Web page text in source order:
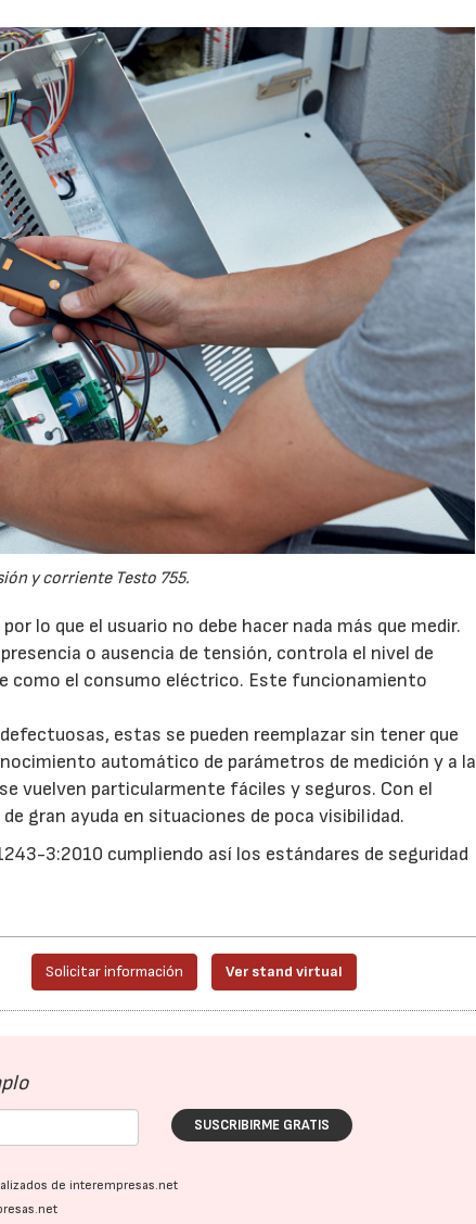
y corriente Testo 755.
lo que el usuario no debe hacer nada más que medir.
o ausencia de tensión, controla el nivel de
como el consumo eléctrico. Este funcionamiento
estas se pueden reemplazar sin tener que
automático de parámetros de medición y a la
vuelven particularmente fáciles y seguros. Con el
gran ayuda en situaciones de poca visibilidad.
3:2010 cumpliendo así los estándares de seguridad
Solicitar información Ver stand virtual
SUSCRIBIRME GRATIS
de interempresas.net
29/07/2026